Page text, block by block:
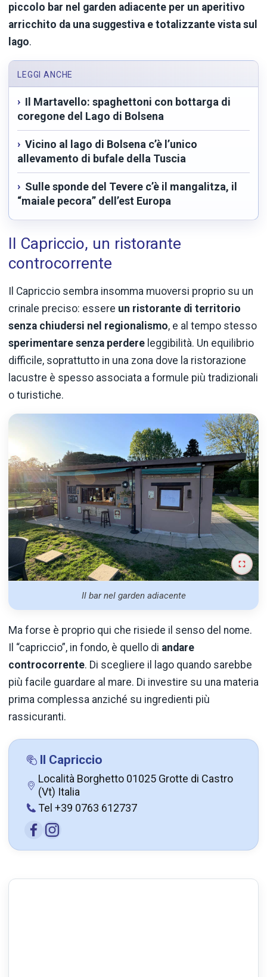
piccolo bar nel garden adiacente per un aperitivo
arricchito da una suggestiva e totalizzante vista sul
lago.
LEGGI ANCHE
Il Martavello: spaghettoni con bottarga di
coregone del Lago di Bolsena
Vicino al lago di Bolsena c’è l’unico
allevamento di bufale della Tuscia
Sulle sponde del Tevere c’è il mangalitza, il
“maiale pecora” dell’est Europa
Il Capriccio, un ristorante
controcorrente
Il Capriccio sembra insomma muoversi proprio su un
crinale preciso: essere un ristorante di territorio
senza chiudersi nel regionalismo, e al tempo stesso
sperimentare senza perdere leggibilità. Un equilibrio
difficile, soprattutto in una zona dove la ristorazione
lacustre è spesso associata a formule più tradizionali
o turistiche.
Il bar nel garden adiacente
Ma forse è proprio qui che risiede il senso del nome.
Il “capriccio”, in fondo, è quello di andare
controcorrente. Di scegliere il lago quando sarebbe
più facile guardare al mare. Di investire su una materia
prima complessa anziché su ingredienti più
rassicuranti.
Il Capriccio
Località Borghetto 01025 Grotte di Castro
(Vt) Italia
Tel +39 0763 612737